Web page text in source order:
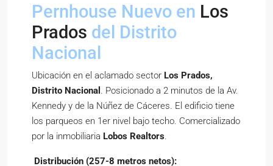
Pernhouse Nuevo en Los
Prados del Distrito
Nacional
Ubicación en el aclamado sector Los Prados,
Distrito Nacional
. Posicionado a 2 minutos de la Av.
Kennedy y de la Núñez de Cáceres. El edificio tiene
los parqueos en 1er nivel bajo techo. Comercializado
por la inmobiliaria Lobos Realtors
Distribución (257-8 metros netos):